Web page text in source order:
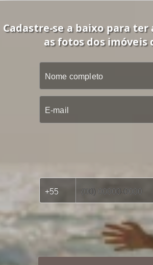
Cadastre-se a baixo para ter
as fotos dos imóveis